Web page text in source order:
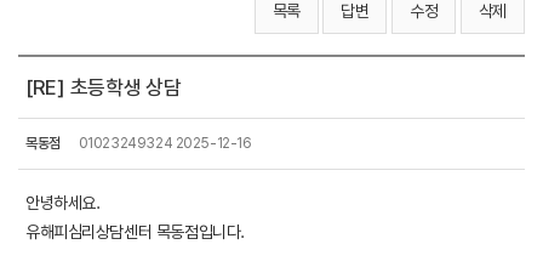
[RE] 초등학생 상담
목동점 01023249324 2025-12-16
안녕하세요.
유해피심리상담센터 목동점입니다.
목록 답변 수정 삭제